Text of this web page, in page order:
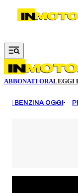
Vai al contenuto
ABBONATI ORALEGGI
BENZINA OGGI